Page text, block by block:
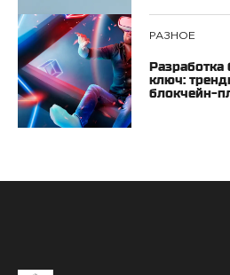
РАЗНОЕ
ключ:
блокчейн-